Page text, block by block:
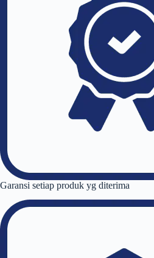
Garansi setiap produk yg diterima